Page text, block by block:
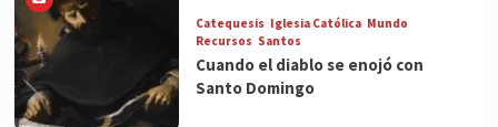
Catequesis Iglesia Católica Mundo
Recursos Santos
Cuando el diablo se enojó con
Santo Domingo